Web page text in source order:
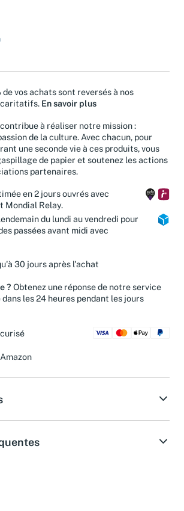
de vos achats sont reversés à nos
En savoir plus
à réaliser notre mission :
de la culture. Avec chacun, pour
une seconde vie à ces produits, vous
de papier et soutenez les actions
partenaires.
en 2 jours ouvrés avec
Mondial Relay.
du lundi au vendredi pour
passées avant midi avec
30 jours après l'achat
? Obtenez une réponse de notre service
les 24 heures pendant les jours